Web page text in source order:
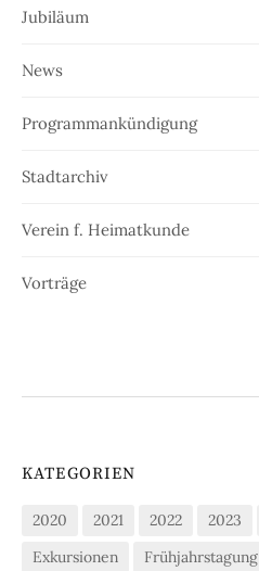
Jubiläum
News
Programmankündigung
Stadtarchiv
Verein f. Heimatkunde
Vorträge
KATEGORIEN
2020 2021 2022 2023
Exkursionen
Frühjahrstagung